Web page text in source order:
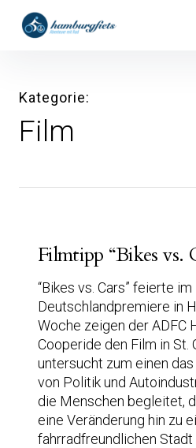
überspringen
hamburgfiets –
Kategorie
Film
Filmtipp “Bikes vs.
“Bikes vs. Cars” feierte
Deutschlandpremiere in
Woche zeigen der ADFC
Cooperide den Film in St.
untersucht zum einen
von Politik und
die Menschen begleitet,
eine Veränderung hin zu
fahrradfreundlichen Stadt